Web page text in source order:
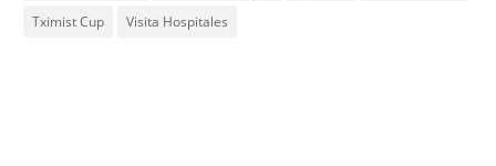
Tximist Cup
Visita Hospitales